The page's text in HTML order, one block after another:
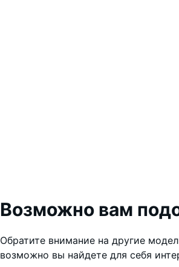
Возможно вам
Обратите внимание на другие
возможно вы найдете для себя